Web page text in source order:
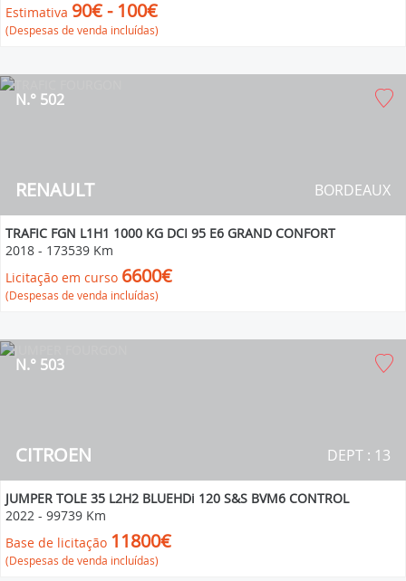
Estimativa 90€ - 100€
(Despesas de venda incluídas)
RENAULT
N.° 502
BORDEAUX
TRAFIC FGN L1H1 1000 KG DCI 95 E6 GRAND CONFORT
2018 - 173539 Km
Licitação em curso 6600€
(Despesas de venda incluídas)
CITROEN
N.° 503
DEPT : 13
JUMPER TOLE 35 L2H2 BLUEHDi 120 S&S BVM6 CONTROL
2022 - 99739 Km
Base de licitação 11800€
(Despesas de venda incluídas)